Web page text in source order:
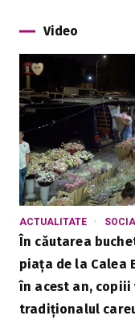
Video
ACTUALITATE
În căutarea
piața de la Calea
în acest an,
tradiționalul